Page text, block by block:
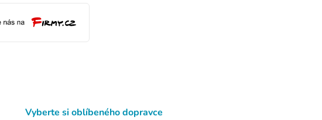
Vyberte si oblíbeného dopravce